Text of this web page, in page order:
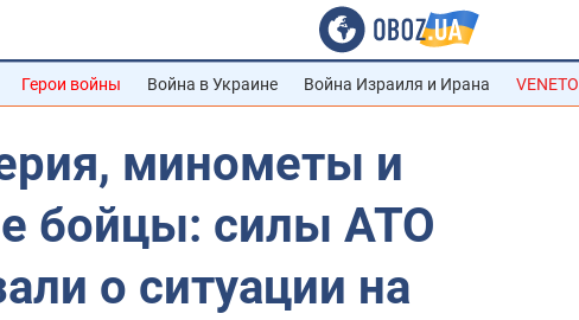
Герои войны Война в Украине Война Израиля и Ирана VENETO
минометы и
бойцы: силы АТО
о ситуации на